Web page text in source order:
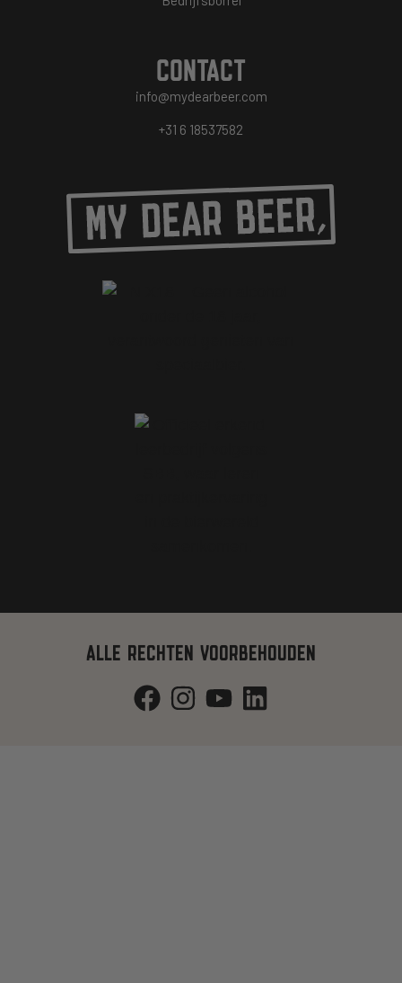
CONTACT
info@mydearbeer.com
+31 6 18537582
ALLE RECHTEN VOORBEHOUDEN